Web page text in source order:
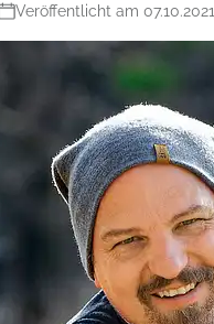
Veröffentlicht am 07.10.2021